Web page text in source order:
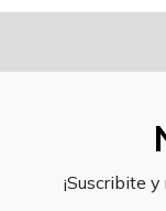
¡Suscribite